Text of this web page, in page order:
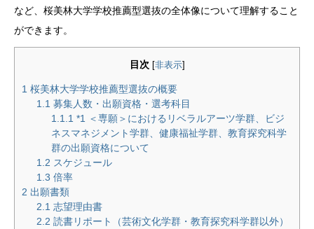
など、桜美林大学学校推薦型選抜の全体像について理解すること
ができます。
目次 非表示]
1 桜美林大学学校推薦型選抜の概要
1.1 募集人数・出願資格・選考科目
1.1.1 *1 ＜専願＞におけるリベラルアーツ学群、ビジ
ネスマネジメント学群、健康福祉学群、教育探究科学
群の出願資格について
1.2 スケジュール
1.3 倍率
2 出願書類
2.1 志望理由書
2.2 読書リポート（芸術文化学群・教育探究科学群以外）